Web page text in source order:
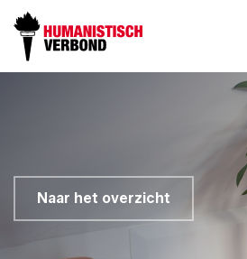
Naar het overzicht